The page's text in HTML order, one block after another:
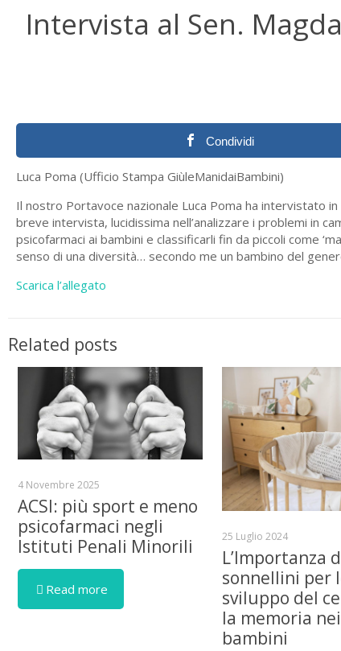
Intervista al Sen.
Condividi
Luca Poma (Ufficio Stampa GiùleManidaiBambini)
Il nostro Portavoce nazionale Luca Poma ha intervistato
breve intervista, lucidissima nell’analizzare i problemi in
psicofarmaci ai bambini e classificarli fin da piccoli come
senso di una diversità… secondo me un bambino del
Scarica l’allegato
Related posts
4 Novembre 2025
ACSI: più sport e meno
psicofarmaci negli
Istituti Penali Minorili
Read more
25 Luglio 2024
L’Importanza
sonnellini per
sviluppo del
la memoria nei
bambini